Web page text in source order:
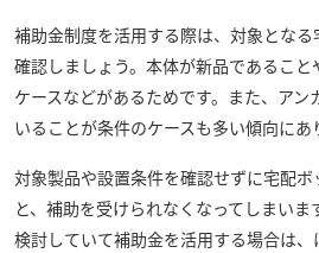
補助金制度を活用する際は、対象とな
確認しましょう。本体が新品であるこ
ケースなどがあるためです。また、ア
いることが条件のケースも多い傾向にあ
対象製品や設置条件を確認せずに宅配
と、補助を受けられなくなってしまい
検討していて補助金を活用する場合は